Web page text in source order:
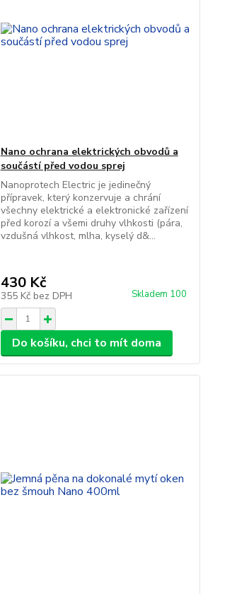
Nano ochrana elektrických obvodů a
součástí před vodou sprej
Nanoprotech Electric je jedinečný
přípravek, který konzervuje a chrání
všechny elektrické a elektronické zařízení
před korozí a všemi druhy vlhkosti (pára,
vzdušná vlhkost, mlha, kyselý d&...
430 Kč
355 Kč bez DPH Skladem 100
Do košíku, chci to mít doma